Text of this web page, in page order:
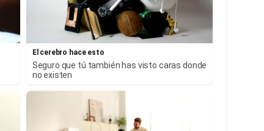
El cerebro hace esto
Seguro que tú también has visto caras donde
no existen